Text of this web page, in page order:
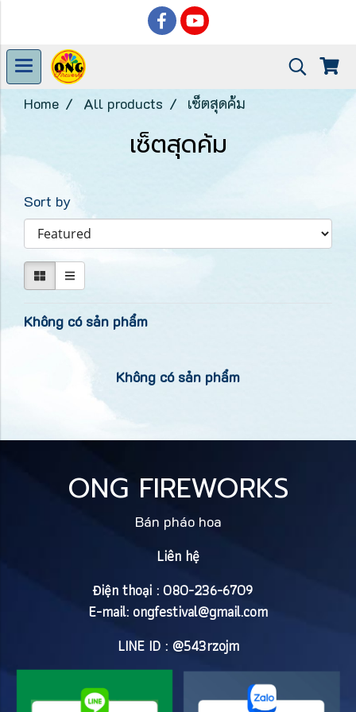
Home All products เซ็ตสุดค้ม
เซ็ตสุดค้ม
Sort by
Không có sản phẩm
Không có sản phẩm
ONG FIREWORKS
Bán pháo hoa
Liên hệ
Điện thoại : 080-236-6709
E-mail: ongfestival@gmail.com
LINE ID : @543rzojm